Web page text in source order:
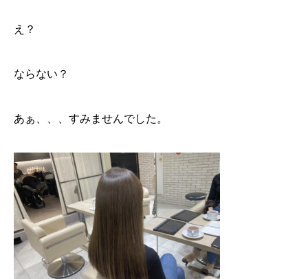
え？
ならない？
あぁ、、、すみませんでした。